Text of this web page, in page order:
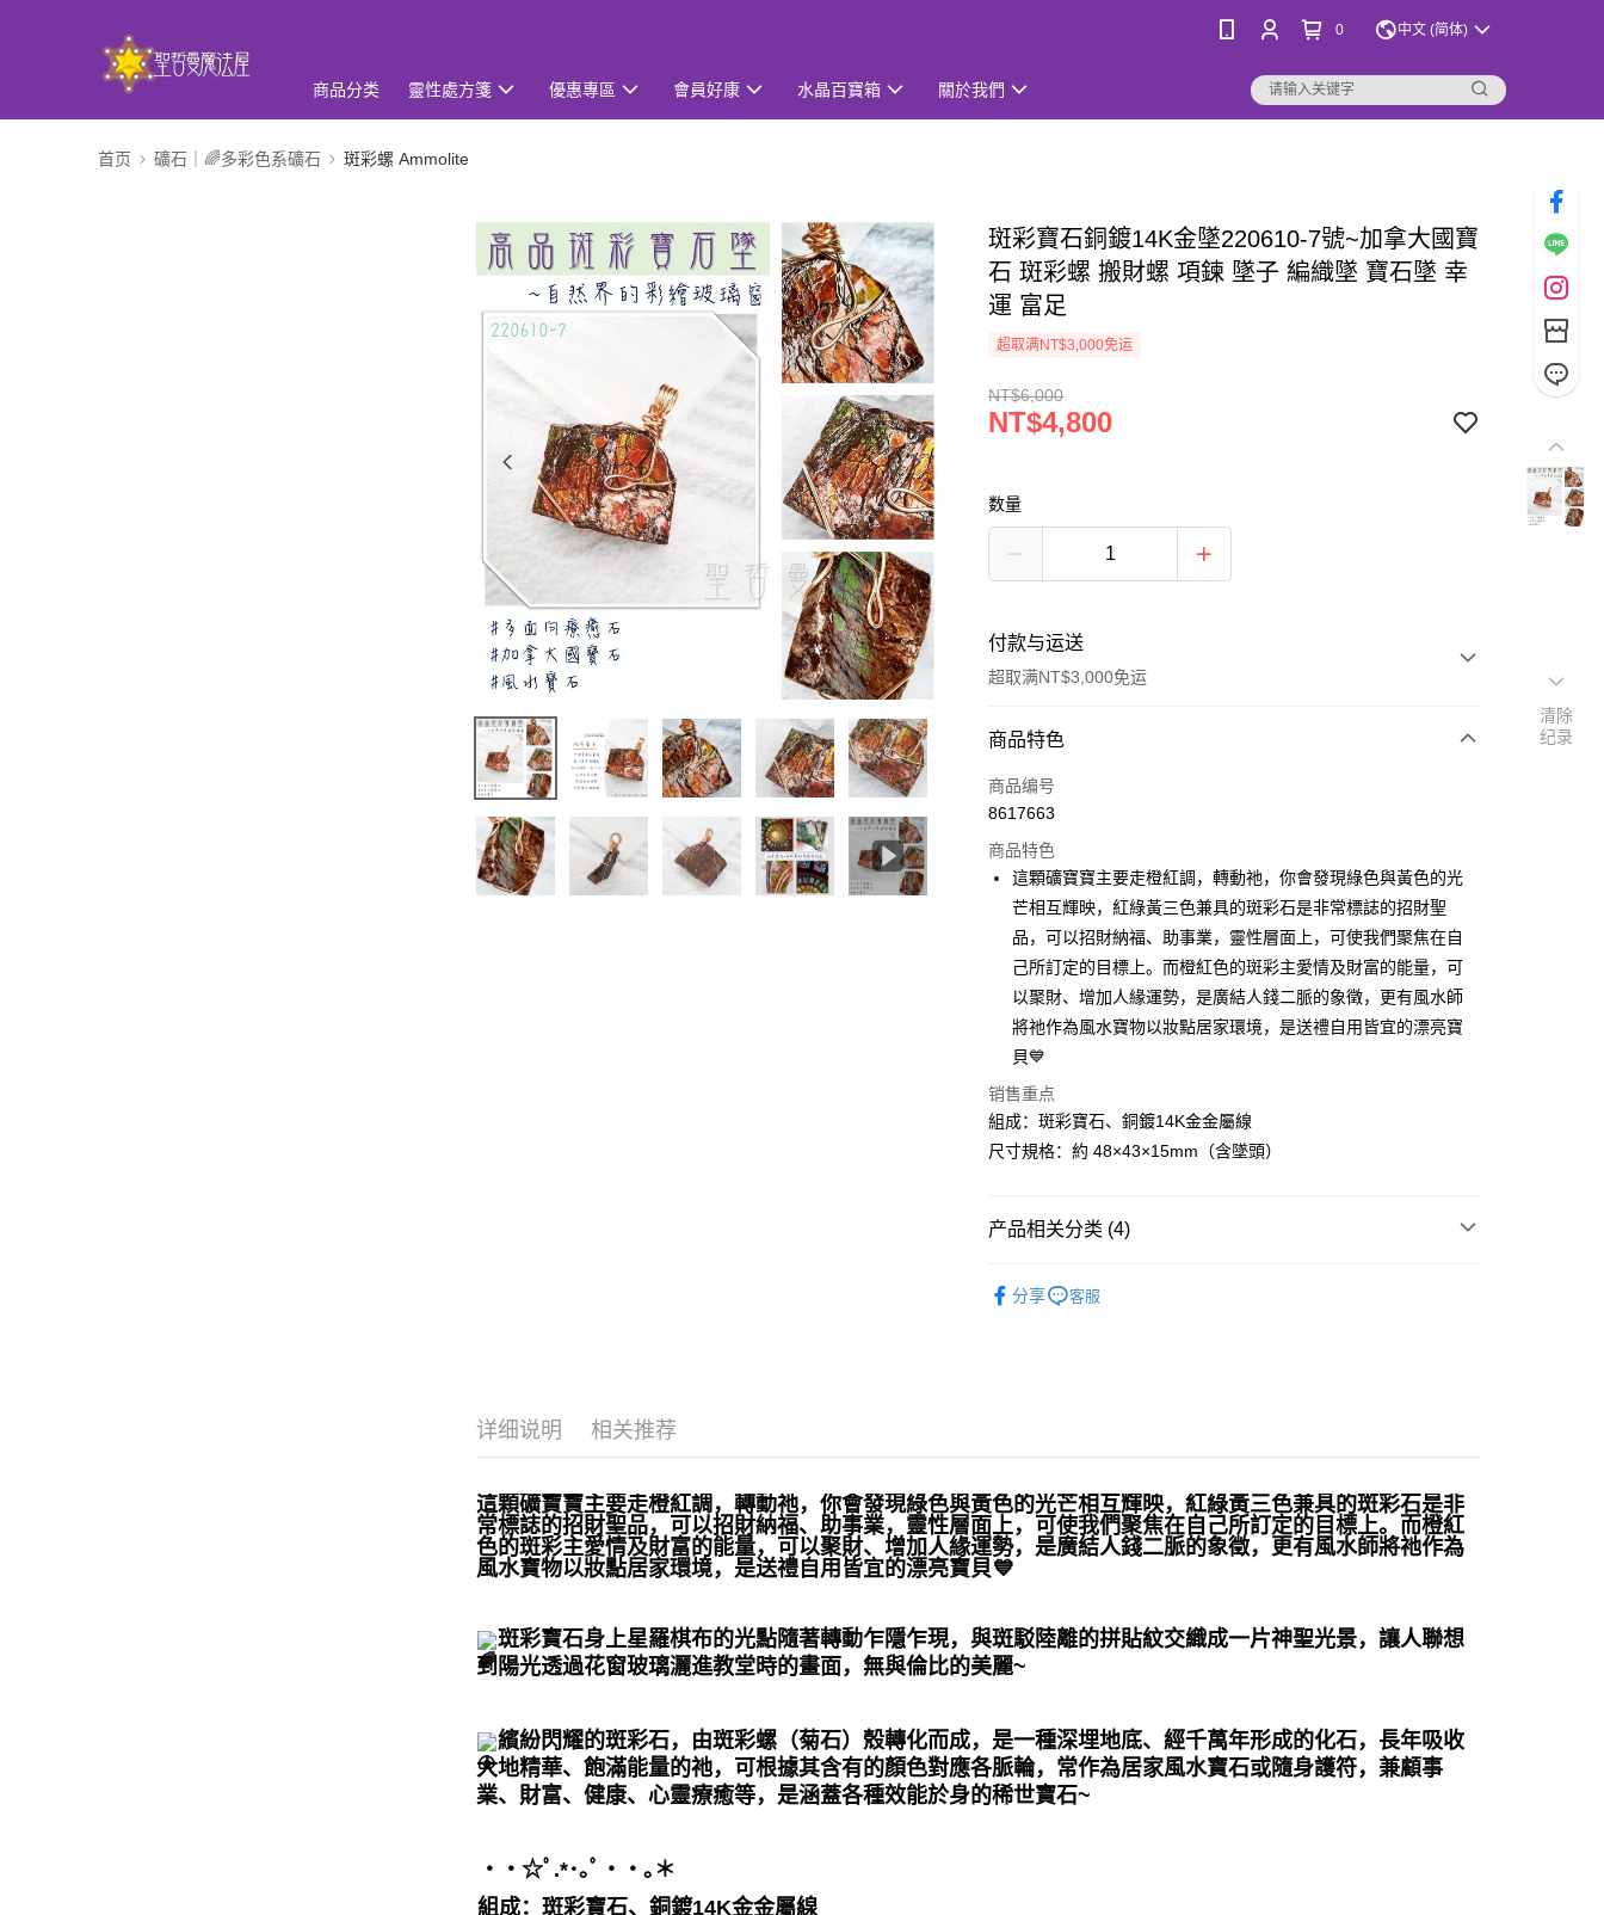
0 中文 (简体)
商品分类 靈性處方箋 優惠專區 會員好康 水晶百寶箱 關於我們
首页 礦石｜🌈多彩色系礦石 斑彩螺 Ammolite
斑彩寶石銅鍍14K金墜220610-7號~加拿大國寶
石 斑彩螺 搬財螺 項鍊 墜子 編織墜 寶石墜 幸
運 富足
超取满NT$3,000免运
NT$6,000
NT$4,800
数量
付款与运送
超取满NT$3,000免运
付款方式
信用卡一次付款
LINE Pay
Apple Pay
街口支付
悠遊付
ATM付款
运送方式
免运费
商品特色
商品编号
8617663
商品特色
這顆礦寶寶主要走橙紅調，轉動祂，你會發現綠色與黃色的光
芒相互輝映，紅綠黃三色兼具的斑彩石是非常標誌的招財聖
品，可以招財納福、助事業，靈性層面上，可使我們聚焦在自
己所訂定的目標上。而橙紅色的斑彩主愛情及財富的能量，可
以聚財、增加人緣運勢，是廣結人錢二脈的象徵，更有風水師
將祂作為風水寶物以妝點居家環境，是送禮自用皆宜的漂亮寶
貝💙󠀠
销售重点
組成：斑彩寶石、銅鍍14K金金屬線
尺寸規格：約 48×43×15mm（含墜頭）
产品相关分类 (4)
分享 客服
详细说明 相关推荐
這顆礦寶寶主要走橙紅調，轉動祂，你會發現綠色與黃色的光芒相互輝映，紅綠黃三色兼具的斑彩石是非
常標誌的招財聖品，可以招財納福、助事業，靈性層面上，可使我們聚焦在自己所訂定的目標上。而橙紅
色的斑彩主愛情及財富的能量，可以聚財、增加人緣運勢，是廣結人錢二脈的象徵，更有風水師將祂作為
風水寶物以妝點居家環境，是送禮自用皆宜的漂亮寶貝💙󠀠
斑彩寶石身上星羅棋布的光點隨著轉動乍隱乍現，與斑駁陸離的拼貼紋交織成一片神聖光景，讓人聯想
到陽光透過花窗玻璃灑進教堂時的畫面，無與倫比的美麗~
繽紛閃耀的斑彩石，由斑彩螺（菊石）殼轉化而成，是一種深埋地底、經千萬年形成的化石，長年吸收
大地精華、飽滿能量的祂，可根據其含有的顏色對應各脈輪，常作為居家風水寶石或隨身護符，兼顧事
業、財富、健康、心靈療癒等，是涵蓋各種效能於身的稀世寶石~
・・☆ﾟ⁠.⁠*⁠･⁠｡ﾟ・・｡＊
組成：斑彩寶石、銅鍍14K金金屬線
清除
纪录